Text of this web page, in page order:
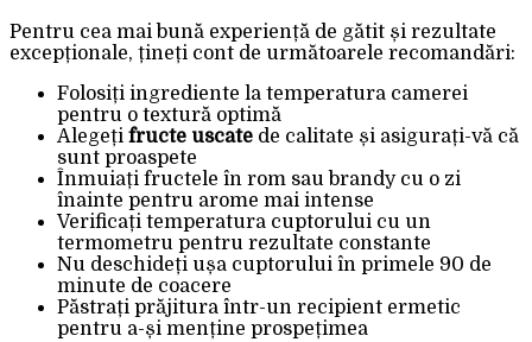
Pentru cea mai bună experiență de gătit și rezultate
excepționale, țineți cont de următoarele recomandări:
Folosiți ingrediente la temperatura camerei
pentru o textură optimă
Alegeți fructe uscate de calitate și asigurați-vă că
sunt proaspete
Înmuiați fructele în rom sau brandy cu o zi
înainte pentru arome mai intense
Verificați temperatura cuptorului cu un
termometru pentru rezultate constante
Nu deschideți ușa cuptorului în primele 90 de
minute de coacere
Păstrați prăjitura într-un recipient ermetic
pentru a-și menține prospețimea